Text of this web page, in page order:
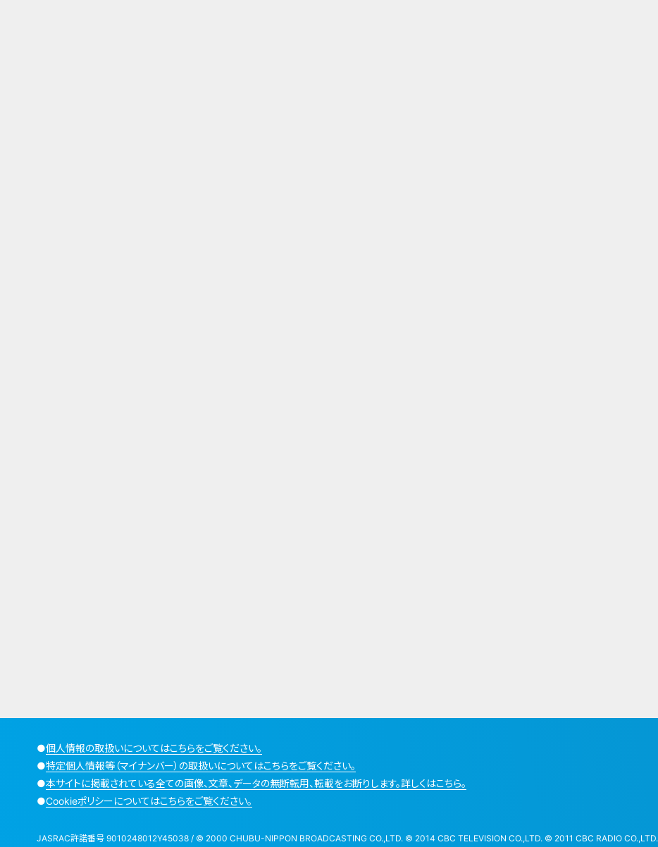
●個人情報の取扱いについてはこちらをご覧ください。
●特定個人情報等（マイナンバー）の取扱いについてはこちらをご覧ください。
●本サイトに掲載されている全ての画像、文章、データの無断転用、転載をお断りします。詳しくはこちら。
●Cookieポリシーについてはこちらをご覧ください。
JASRAC許諾番号 9010248012Y45038 / © 2000 CHUBU-NIPPON BROADCASTING CO.,LTD. © 2014 CBC TELEVISION CO.,LTD. © 2011 CBC RADIO CO.,LTD.